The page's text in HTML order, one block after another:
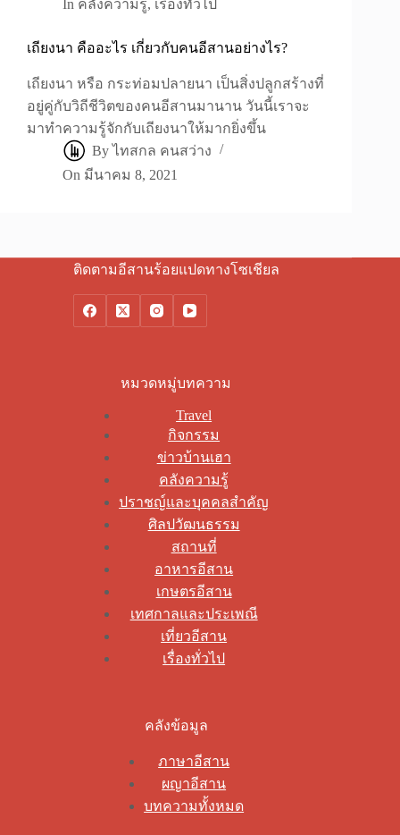
In คลังความรู้, เรื่องทั่วไป
เถียงนา คืออะไร เกี่ยวกับคนอีสานอย่างไร?
เถียงนา หรือ กระท่อมปลายนา เป็นสิ่งปลูกสร้างที่
อยู่คู่กับวิถีชีวิตของคนอีสานมานาน วันนี้เราจะ
มาทำความรู้จักกับเถียงนาให้มากยิ่งขึ้น
By ไทสกล คนสว่าง
On มีนาคม 8, 2021
ติดตามอีสานร้อยแปดทางโซเชียล
หมวดหมู่บทความ
Travel
กิจกรรม
ข่าวบ้านเฮา
คลังความรู้
ปราชญ์และบุคคลสำคัญ
ศิลปวัฒนธรรม
สถานที่
อาหารอีสาน
เกษตรอีสาน
เทศกาลและประเพณี
เที่ยวอีสาน
เรื่องทั่วไป
คลังข้อมูล
ภาษาอีสาน
ผญาอีสาน
บทความทั้งหมด